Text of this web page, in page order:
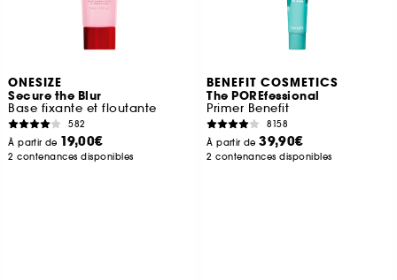
ONESIZE
Secure the Blur
Base fixante et floutante
582
À partir de 19,00€
2 contenances disponibles
BENEFIT COSMETICS
The POREfessional
Primer Benefit
8158
À partir de39,90€
2 contenances disponibles